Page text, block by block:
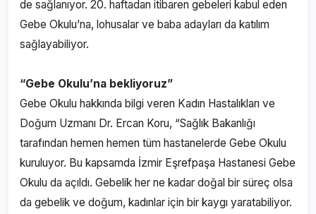
de sağlanıyor. 20. haftadan itibaren gebeleri kabul eden
Gebe Okulu’na, lohusalar ve baba adayları da katılım
sağlayabiliyor.
“Gebe Okulu’na bekliyoruz”
Gebe Okulu hakkında bilgi veren Kadın Hastalıkları ve
Doğum Uzmanı Dr. Ercan Koru, “Sağlık Bakanlığı
tarafından hemen hemen tüm hastanelerde Gebe Okulu
kuruluyor. Bu kapsamda İzmir Eşrefpaşa Hastanesi Gebe
Okulu da açıldı. Gebelik her ne kadar doğal bir süreç olsa
da gebelik ve doğum, kadınlar için bir kaygı yaratabiliyor.